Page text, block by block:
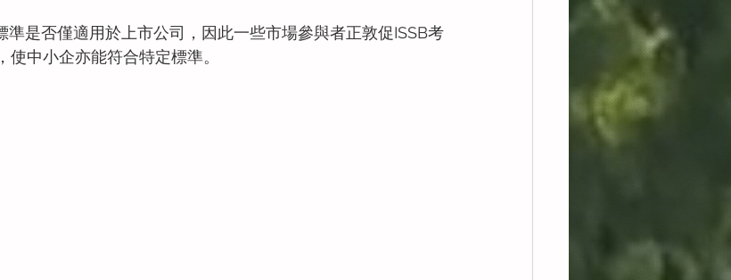
是否僅適用於上市公司，因此一些市場參與者正敦促ISSB考
中小企亦能符合特定標準。